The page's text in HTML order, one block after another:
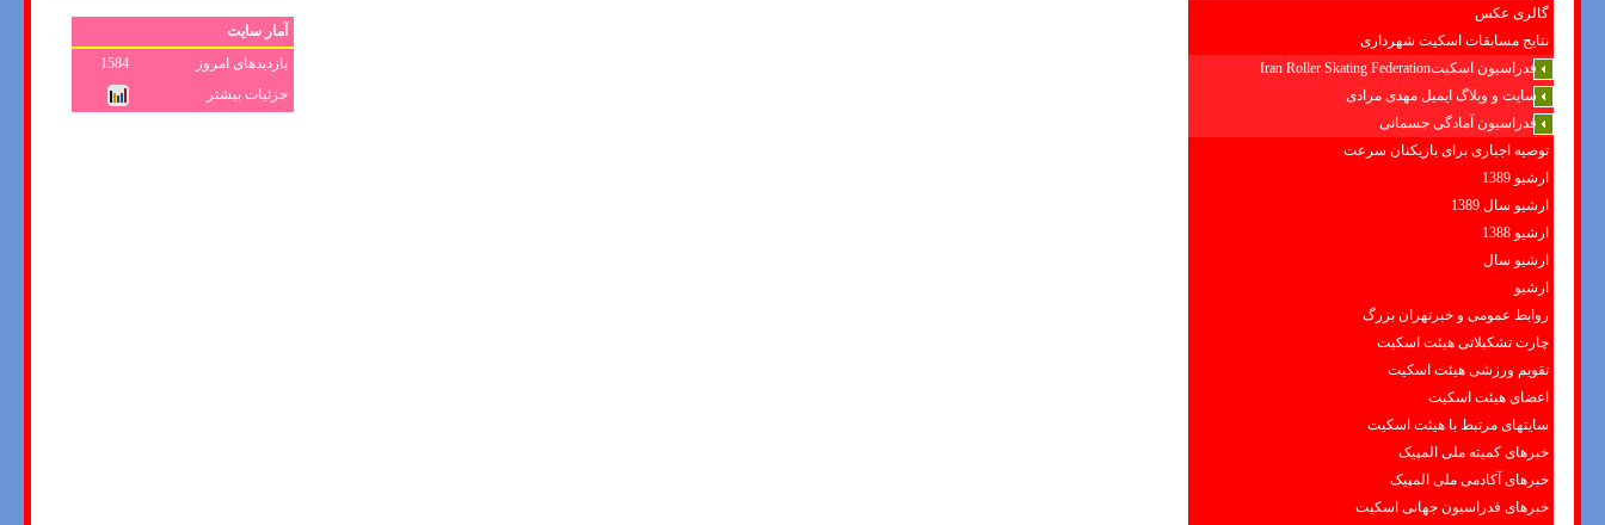
گالری عکس
نتایج مسابقات اسکیت شهرداری
فدراسیون اسکیتIran Roller Skating Federation
سایت و وبلاگ ایمیل مهدی مرادی
فدراسیون آمادگی جسمانی
توصیه اجباری برای بازیکنان سرعت
ارشیو 1389
ارشیو سال 1389
ارشیو 1388
ارشیو سال
ارشیو
روابط عمومی و خبرتهران بزرگ
چارت تشکیلاتی هیئت اسکیت
تقویم ورزشی هیئت اسکیت
اعضای هیئت اسکیت
سایتهای مرتبط با هیئت اسکیت
خبرهای کمیته ملی المپیک
خبرهای آکادمی ملی المپیک
خبرهای فدراسیون جهانی اسکیت
آمار سایت
بازدیدهای امروز
1584
جزئیات بیشتر